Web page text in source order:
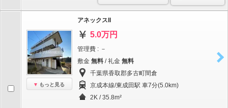
もっと見る
アネックスII
5.0万円
管理費 : －
敷金 無料 / 礼金 無料
千葉県香取郡多古町間倉
京成本線/東成田駅 車7分(5.0km)
2K / 35.8m²